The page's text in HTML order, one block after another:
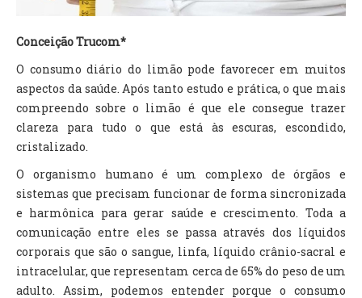
ASSINE O SITE
Conceição Trucom*
O consumo diário do limão pode favorecer em muitos
aspectos da saúde. Após tanto estudo e prática, o que mais
compreendo sobre o limão é que ele consegue trazer
clareza para tudo o que está às escuras, escondido,
cristalizado.
O organismo humano é um complexo de órgãos e
sistemas que precisam funcionar de forma sincronizada
e harmônica para gerar saúde e crescimento. Toda a
comunicação entre eles se passa através dos líquidos
corporais que são o sangue, linfa, líquido crânio-sacral e
intracelular, que representam cerca de 65% do peso de um
adulto. Assim, podemos entender porque o consumo